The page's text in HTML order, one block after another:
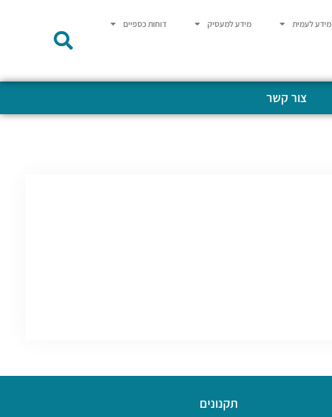
מידע לעמית מידע למעסיק דוחות כספיים
צור קשר
תקנונים